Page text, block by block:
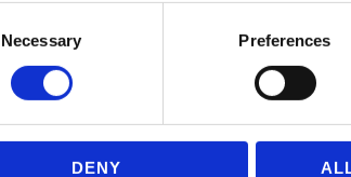
Necessary Preferences
DENY
ist der wertvollste erste Schritt. Denn je
Orientierung und eine klare KI-Strategie –